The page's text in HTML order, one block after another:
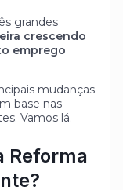
grandes
crescendo
emprego
mudanças
base nas
Vamos lá.
Reforma